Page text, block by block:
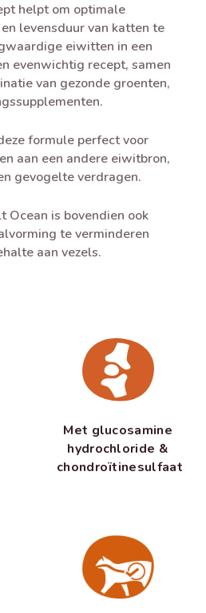
helpt om optimale
levensduur van katten te
eiwitten in een
evenwichtig recept, samen
van gezonde groenten,
formule perfect voor
aan een andere eiwitbron,
gevogelte verdragen.
Ocean is bovendien ook
te verminderen
aan vezels.
Met glucosamine
hydrochloride &
chondroïtinesulfaat